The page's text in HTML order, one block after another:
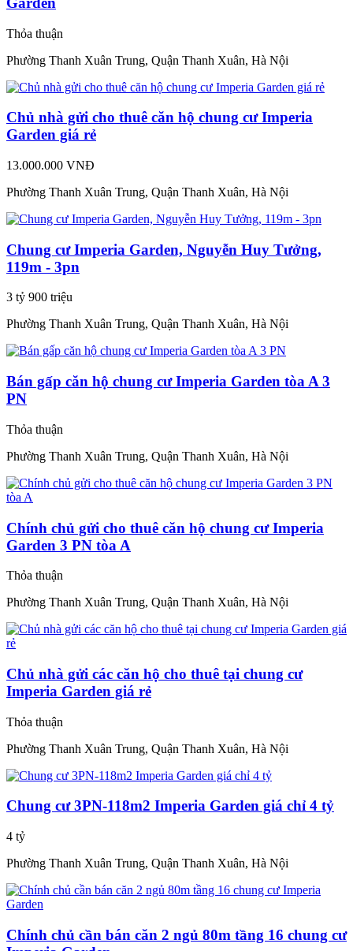
Thỏa thuận
Phường Thanh Xuân Trung, Quận Thanh Xuân, Hà Nội
Chủ nhà gửi cho thuê căn hộ chung cư Imperia
Garden giá rẻ
13.000.000 VNĐ
Phường Thanh Xuân Trung, Quận Thanh Xuân, Hà Nội
Chung cư Imperia Garden, Nguyễn Huy Tưởng,
119m - 3pn
3 tỷ 900 triệu
Phường Thanh Xuân Trung, Quận Thanh Xuân, Hà Nội
Bán gấp căn hộ chung cư Imperia Garden tòa A 3
PN
Thỏa thuận
Phường Thanh Xuân Trung, Quận Thanh Xuân, Hà Nội
Chính chủ gửi cho thuê căn hộ chung cư Imperia
Garden 3 PN tòa A
Thỏa thuận
Phường Thanh Xuân Trung, Quận Thanh Xuân, Hà Nội
Chủ nhà gửi các căn hộ cho thuê tại chung cư
Imperia Garden giá rẻ
Thỏa thuận
Phường Thanh Xuân Trung, Quận Thanh Xuân, Hà Nội
Chung cư 3PN-118m2 Imperia Garden giá chỉ 4 tỷ
4 tỷ
Phường Thanh Xuân Trung, Quận Thanh Xuân, Hà Nội
Chính chủ cần bán căn 2 ngủ 80m tầng 16 chung cư